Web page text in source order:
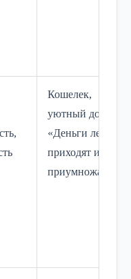
Кошелек,
уютный дом,
«Деньги легко
приходят и
приумножаются»